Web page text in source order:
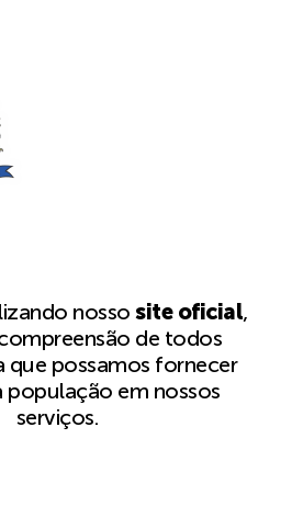
nossosite oficial,
de todos
que possamos fornecer
população em nossos
serviços.